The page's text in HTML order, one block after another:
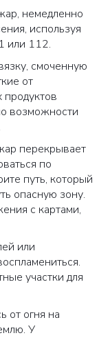
немедленно
используя
или 112.
смоченную
от
возможности
перекрывает
по
путь, который
опасную зону.
с картами,
или
участки для
от огня на
У